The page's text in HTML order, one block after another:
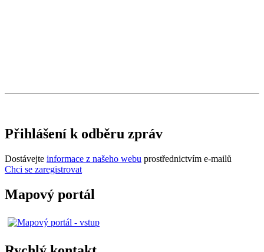
Přihlášení k odběru zpráv
Dostávejte informace z našeho webu prostřednictvím e-mailů
Chci se zaregistrovat
Mapový portál